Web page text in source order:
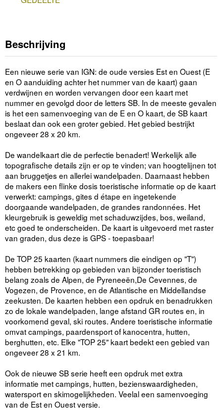
Beschrijving
Een nieuwe serie van IGN: de oude versies Est en Ouest (E
en O aanduiding achter het nummer van de kaart) gaan
verdwijnen en worden vervangen door een kaart met
nummer en gevolgd door de letters SB. In de meeste gevalen
is het een samenvoeging van de E en O kaart, de SB kaart
beslaat dan ook een groter gebied. Het gebied bestrijkt
ongeveer 28 x 20 km.
De wandelkaart die de perfectie benadert! Werkelijk alle
topografische details zijn er op te vinden; van hoogtelijnen tot
aan bruggetjes en allerlei wandelpaden. Daarnaast hebben
de makers een flinke dosis toeristische informatie op de kaart
verwerkt: campings, gites d étape en ingetekende
doorgaande wandelpaden, de grandes randonnées. Het
kleurgebruik is geweldig met schaduwzijdes, bos, weiland,
etc goed te onderscheiden. De kaart is uitgevoerd met raster
van graden, dus deze is GPS - toepasbaar!
De TOP 25 kaarten (kaart nummers die eindigen op "T")
hebben betrekking op gebieden van bijzonder toeristisch
belang zoals de Alpen, de Pyreneeën,De Cevennes, de
Vogezen, de Provence, en de Atlantische en Middellandse
zeekusten. De kaarten hebben een opdruk en benadrukken
zo de lokale wandelpaden, lange afstand GR routes en, in
voorkomend geval, ski routes. Andere toeristische informatie
omvat campings, paardensport of kanocentra, hutten,
berghutten, etc. Elke "TOP 25" kaart bedekt een gebied van
ongeveer 28 x 21 km.
Ook de nieuwe SB serie heeft een opdruk met extra
informatie met campings, hutten, bezienswaardigheden,
watersport en skimogelijkheden. Veelal een samenvoeging
van de Est en Ouest versie.